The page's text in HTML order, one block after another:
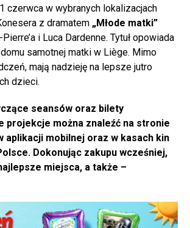
czerwca w wybranych lokalizacjach
z dramatem „Młode matki”
i Luca Dardenne. Tytuł opowiada
samotnej matki w Liège. Mimo
mają nadzieję na lepsze jutro
dzieci.
seansów oraz bilety
projekcje można znaleźć na stronie
aplikacji mobilnej oraz w kasach kin
Dokonując zakupu wcześniej,
miejsca, a także –